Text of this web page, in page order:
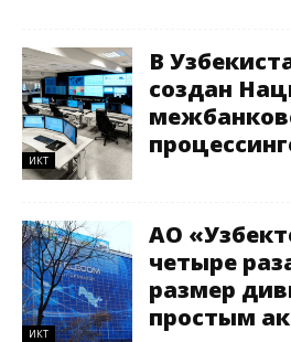
ИКТ
В
создан
ИКТ
АО
четыре
размер
простым